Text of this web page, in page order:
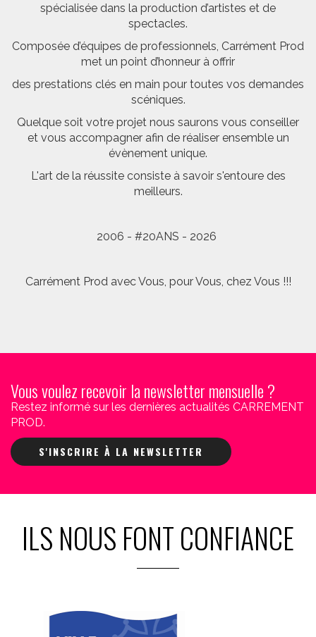
spécialisée dans la production d’artistes et de
spectacles.
Composée d’équipes de professionnels, Carrément Prod
met un point d’honneur à offrir
des prestations clés en main pour toutes vos demandes
scéniques.
Quelque soit votre projet nous saurons vous conseiller
et vous accompagner afin de réaliser ensemble un
évènement unique.
L'art de la réussite consiste à savoir s'entoure des
meilleurs.
2006 - #20ANS - 2026
Carrément Prod avec Vous, pour Vous, chez Vous !!!
Vous voulez recevoir la newsletter mensuelle ?
Restez informé sur les dernières actualités CARREMENT
PROD.
S'INSCRIRE À LA NEWSLETTER
ILS NOUS FONT CONFIANCE